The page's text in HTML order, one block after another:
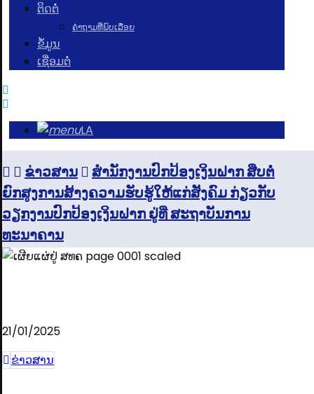
ຕິດຕໍ່
ຄຳຖາມທີ່ພົບເລື່ອຍ
ຂໍ້ມູນ
ເຊື່ອມຕໍ່
LA
ຂ່າວສານ
ສຳນັກງານປົກປ້ອງເງິນຝາກ ສືບຕໍ່
ຍົກສູງການສ້າງຄວາມຮັບຮູ້ໃຫ້ແກ່ສັງຄົມ ກ່ຽວກັບ
ວຽກງານປົກປ້ອງເງິນຝາກ ຢູ່ທີ່ ສະຖາບັນການ
ທະນາຄານ
21/01/2025
ຂ່າວສານ